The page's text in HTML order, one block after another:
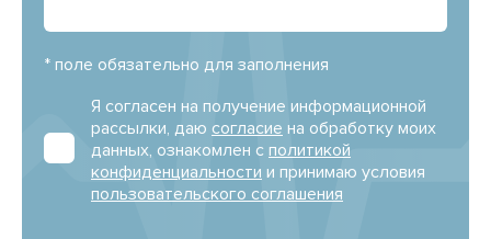
* поле обязательно для заполнения
Я согласен на получение информационной
рассылки, даю согласие на обработку моих
данных, ознакомлен с политикой
конфиденциальности и принимаю условия
пользовательского соглашения